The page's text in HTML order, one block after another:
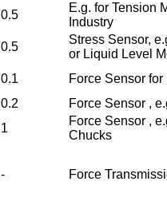
0.5
E.g. for Tension
Industry
0.5
Stress Sensor,
or Liquid Level
0.1
Force Sensor
0.2
Force Sensor ,
1
Force Sensor ,
Chucks
- Force